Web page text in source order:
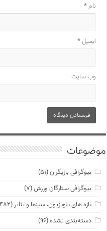
نام*
ایمیل*
وب‌ سایت
موضوعات
بیوگرافی بازیگران(۵۱)
بیوگرافی ستارگان ورزش(۷)
تازه های تلویزیون، سینما و تئاتر (۶,۴۸۲)
دسته‌بندی نشده(۹۶)